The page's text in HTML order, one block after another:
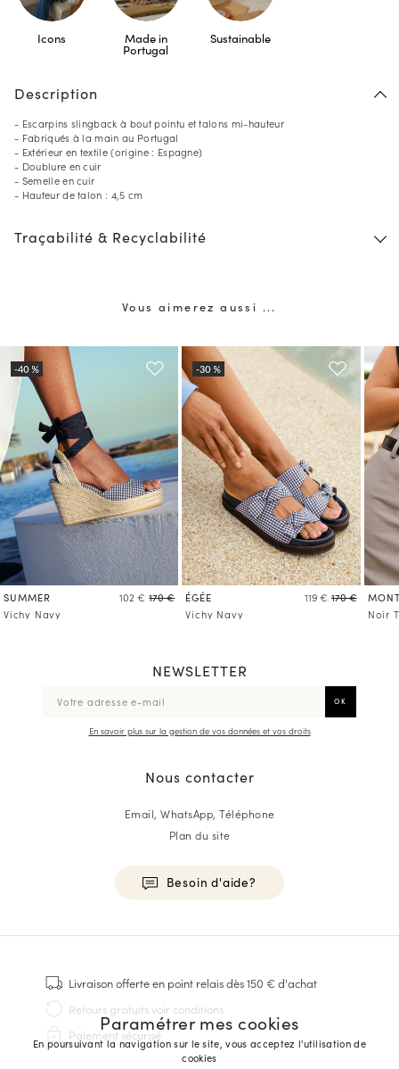
Icons Made in
Portugal
Sustainable
Description
- Escarpins slingback à bout pointu et talons mi-hauteur
- Fabriqués à la main au Portugal
- Extérieur en textile (origine : Espagne)
- Doublure en cuir
- Semelle en cuir
- Hauteur de talon : 4,5 cm
Traçabilité & Recyclabilité
Vous aimerez aussi ...
SUMMER 102 € 170 €
Vichy Navy
ÉGÉE 119 € 170 €
Vichy Navy
Noir
Paramétrer mes cookies
En poursuivant la navigation sur le site, vous acceptez l'utilisation de
cookies
NEWSLETTER
En savoir plus sur la gestion de vos données et vos droits
Nous contacter
Email, WhatsApp, Téléphone
Plan du site
Besoin d'aide?
Baskets
Cousu Goodyear
Derbies & Richelieu
Richelieus Homme
Livraison offerteen point relais dès 150 € d'achat
Retours gratuitsvoir conditions
Paiement sécurisé